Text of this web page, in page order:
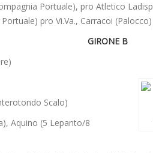
Portuale), pro Atletico
pro Vi.Va., Carracoi
GIRONE B
Scalo)
Aquino (5 Lepanto/8